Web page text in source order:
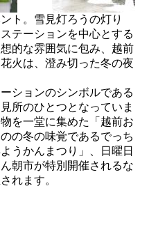
ト。雪見灯ろうの灯り
テーションを中心とする
的な雰囲気に包み、越前
火は、澄み切った冬の夜
ションのシンボルである
所のひとつとなっていま
を一堂に集めた「越前お
の冬の味覚であるでっち
うかんまつり」、日曜日
朝市が特別開催されるな
れます。